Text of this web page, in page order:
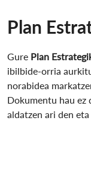
Plan
Gure Plan
ibilbide-orria
norabidea
Dokumentu hau ez
aldatzen ari den